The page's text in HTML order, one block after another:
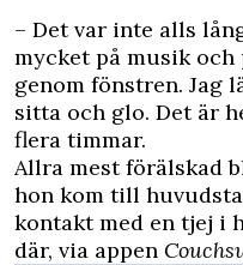
­– Det var inte alls
mycket på musik
genom fönstren. Jag
sitta och glo. Det är
flera timmar.
Allra mest förälskad
hon kom till
kontakt med en tjej i
där, via appen